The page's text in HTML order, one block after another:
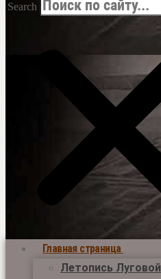
Search
Главная страница
Летопись Луговой